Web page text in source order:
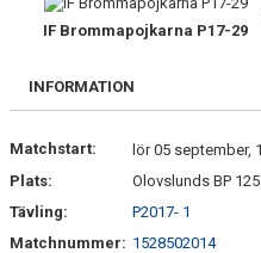
BILDGALLERI
DOKUMENT
IF Brommapojkarna P17-29
INFORMATION
Matchstart:
lör 05 september,
Plats:
Olovslunds BP 125
Tävling:
P2017- 1
Matchnummer: 1528502014